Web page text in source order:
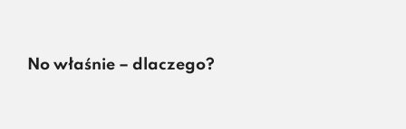
No właśnie – dlaczego?